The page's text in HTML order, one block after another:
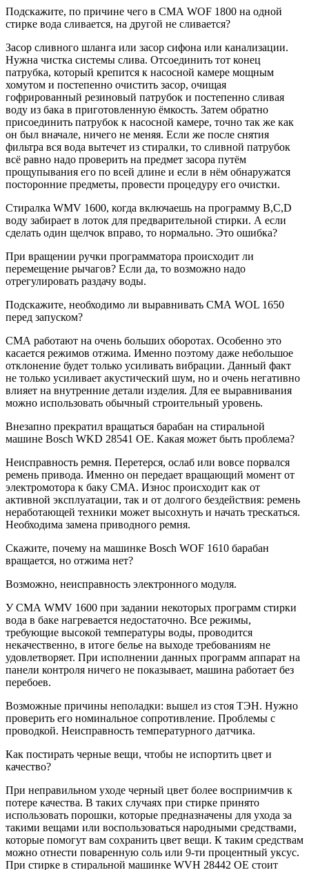
Подскажите, по причине чего в СМА WOF 1800 на одной
стирке вода сливается, на другой не сливается?
Засор сливного шланга или засор сифона или канализации.
Нужна чистка системы слива. Отсоединить тот конец
патрубка, который крепится к насосной камере мощным
хомутом и постепенно очистить засор, очищая
гофрированный резиновый патрубок и постепенно сливая
воду из бака в приготовленную ёмкость. Затем обратно
присоединить патрубок к насосной камере, точно так же как
он был вначале, ничего не меняя. Если же после снятия
фильтра вся вода вытечет из стиралки, то сливной патрубок
всё равно надо проверить на предмет засора путём
прощупывания его по всей длине и если в нём обнаружатся
посторонние предметы, провести процедуру его очистки.
Стиралка WMV 1600, когда включаешь на программу B,C,D
воду забирает в лоток для предварительной стирки. А если
сделать один щелчок вправо, то нормально. Это ошибка?
При вращении ручки программатора происходит ли
перемещение рычагов? Если да, то возможно надо
отрегулировать раздачу воды.
Подскажите, необходимо ли выравнивать СМА WOL 1650
перед запуском?
СМА работают на очень больших оборотах. Особенно это
касается режимов отжима. Именно поэтому даже небольшое
отклонение будет только усиливать вибрации. Данный факт
не только усиливает акустический шум, но и очень негативно
влияет на внутренние детали изделия. Для ее выравнивания
можно использовать обычный строительный уровень.
Внезапно прекратил вращаться барабан на стиральной
машине Bosch WKD 28541 OE. Какая может быть проблема?
Неисправность ремня. Перетерся, ослаб или вовсе порвался
ремень привода. Именно он передает вращающий момент от
электромотора к баку СМА. Износ происходит как от
активной эксплуатации, так и от долгого бездействия: ремень
неработающей техники может высохнуть и начать трескаться.
Необходима замена приводного ремня.
Скажите, почему на машинке Bosch WOF 1610 барабан
вращается, но отжима нет?
Возможно, неисправность электронного модуля.
У СМА WMV 1600 при задании некоторых программ стирки
вода в баке нагревается недостаточно. Все режимы,
требующие высокой температуры воды, проводится
некачественно, в итоге белье на выходе требованиям не
удовлетворяет. При исполнении данных программ аппарат на
панели контроля ничего не показывает, машина работает без
перебоев.
Возможные причины неполадки: вышел из стоя ТЭН. Нужно
проверить его номинальное сопротивление. Проблемы с
проводкой. Неисправность температурного датчика.
Как постирать черные вещи, чтобы не испортить цвет и
качество?
При неправильном уходе черный цвет более восприимчив к
потере качества. В таких случаях при стирке принято
использовать порошки, которые предназначены для ухода за
такими вещами или воспользоваться народными средствами,
которые помогут вам сохранить цвет вещи. К таким средствам
можно отнести поваренную соль или 9-ти процентный уксус.
При стирке в стиральной машинке WVH 28442 OE стоит